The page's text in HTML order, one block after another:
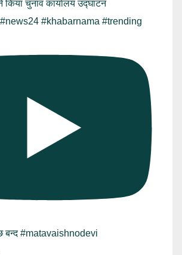
किया चुनाव कार्यालय उद्घाटन
#khabarnama #trending
बन्द #matavaishnodevi